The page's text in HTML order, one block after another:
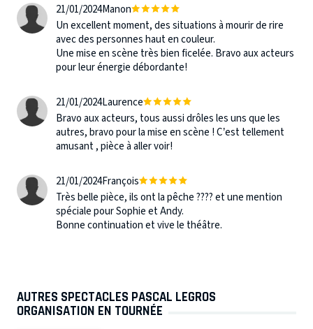
21/01/2024Manon
Un excellent moment, des situations à mourir de rire
avec des personnes haut en couleur.
Une mise en scène très bien ficelée. Bravo aux acteurs
pour leur énergie débordante!
21/01/2024Laurence
Bravo aux acteurs, tous aussi drôles les uns que les
autres, bravo pour la mise en scène ! C’est tellement
amusant , pièce à aller voir!
21/01/2024François
Très belle pièce, ils ont la pêche ???? et une mention
spéciale pour Sophie et Andy.
Bonne continuation et vive le théâtre.
AUTRES SPECTACLES PASCAL LEGROS
ORGANISATION EN TOURNÉE